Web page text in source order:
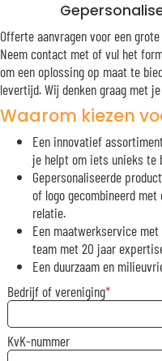
Offerte aanvragen voor een
Neem contact met of vul het
om een oplossing op maat te
levertijd. Wij denken graag met
Waarom kiezen
Een innovatief
je helpt om iets unieks te
Gepersonaliseerde
of logo gecombineerd
relatie.
Een maatwerkservice
team met 20 jaar
Een duurzaam en
Bedrijf of vereniging
KvK-nummer